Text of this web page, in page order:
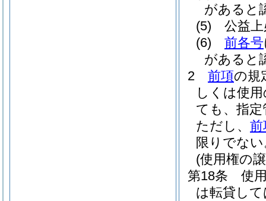
があると
(5)
公益
(6)
前各号
があると
2
前項の規
しくは使
ても、指
ただし、 前
限りでな
(使用権の
第18条
使
は転貸し